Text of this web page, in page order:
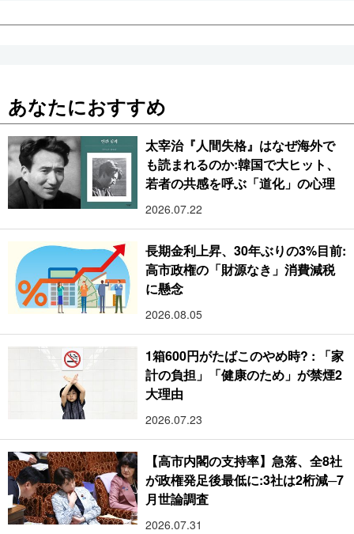
あなたにおすすめ
太宰治『人間失格』はなぜ海外で
も読まれるのか:韓国で大ヒット、
若者の共感を呼ぶ「道化」の心理
2026.07.22
長期金利上昇、30年ぶりの3%目前:
高市政権の「財源なき」消費減税
に懸念
2026.08.05
1箱600円がたばこのやめ時? : 「家
計の負担」「健康のため」が禁煙2
大理由
2026.07.23
【高市内閣の支持率】急落、全8社
が政権発足後最低に:3社は2桁減─7
月世論調査
2026.07.31